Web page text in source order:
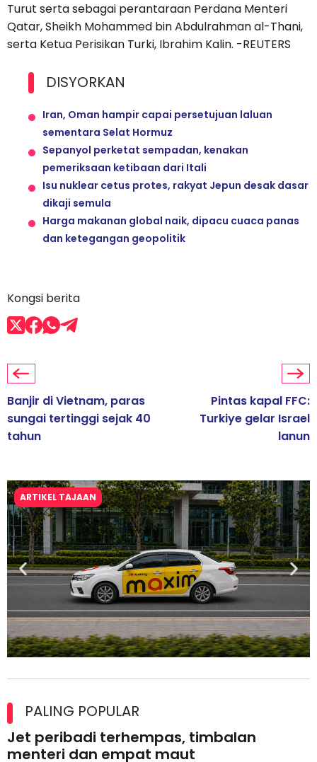
Turut serta sebagai perantaraan Perdana Menteri
Qatar, Sheikh Mohammed bin Abdulrahman al-Thani,
serta Ketua Perisikan Turki, Ibrahim Kalin. -REUTERS
DISYORKAN
Iran, Oman hampir capai persetujuan laluan
sementara Selat Hormuz
Sepanyol perketat sempadan, kenakan
pemeriksaan ketibaan dari Itali
Isu nuklear cetus protes, rakyat Jepun desak dasar
dikaji semula
Harga makanan global naik, dipacu cuaca panas
dan ketegangan geopolitik
Kongsi berita
Banjir di Vietnam, paras
sungai tertinggi sejak 40
tahun
Pintas kapal FFC:
Turkiye gelar Israel
lanun
ARTIKEL TAJAAN
lesen separuh pertama 2026
PALING POPULAR
Jet peribadi terhempas, timbalan
menteri dan empat maut